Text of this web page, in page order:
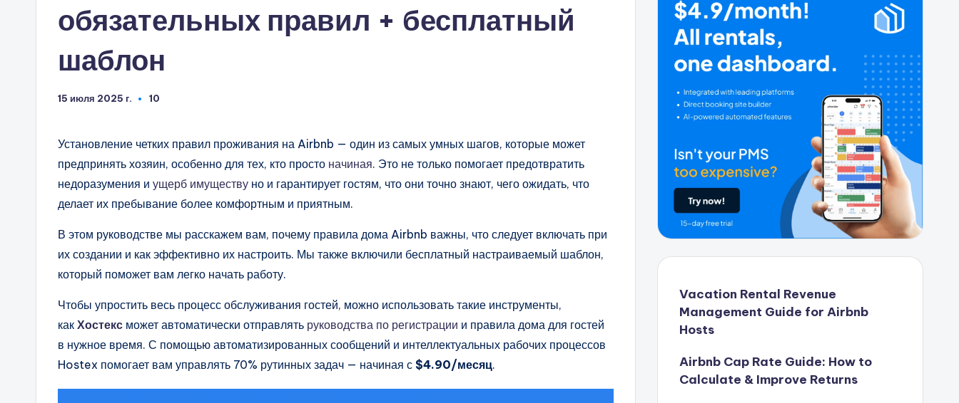
обязательных правил + бесплатный
шаблон
15 июля 2025 г. 10
Установление четких правил проживания на Airbnb — один из самых умных шагов, которые может
предпринять хозяин, особенно для тех, кто просто начиная. Это не только помогает предотвратить
недоразумения и ущерб имуществу но и гарантирует гостям, что они точно знают, чего ожидать, что
делает их пребывание более комфортным и приятным.
В этом руководстве мы расскажем вам, почему правила дома Airbnb важны, что следует включать при
их создании и как эффективно их настроить. Мы также включили бесплатный настраиваемый шаблон,
который поможет вам легко начать работу.
Чтобы упростить весь процесс обслуживания гостей, можно использовать такие инструменты,
как Хостекс может автоматически отправлять руководства по регистрации и правила дома для гостей
в нужное время. С помощью автоматизированных сообщений и интеллектуальных рабочих процессов
Hostex помогает вам управлять 70% рутинных задач — начиная с $4.90/месяц.
Vacation Rental Revenue
Management Guide for Airbnb
Hosts
Airbnb Cap Rate Guide: How to
Calculate & Improve Returns